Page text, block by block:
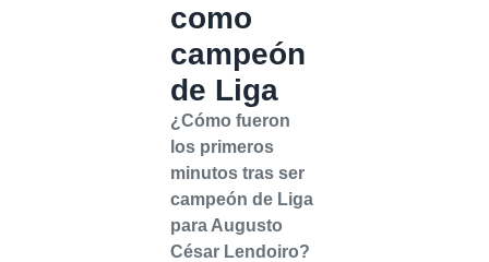
como
campeón
de Liga
¿Cómo fueron
los primeros
minutos tras ser
campeón de Liga
para Augusto
César Lendoiro?